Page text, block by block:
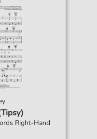
Right-Hand